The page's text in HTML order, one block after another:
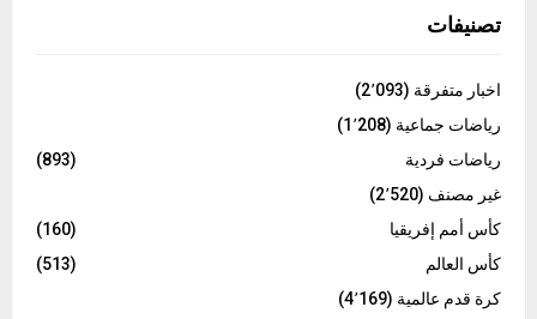
تصنيفات
اخبار متفرقة (2٬093)
رياضات جماعية (1٬208)
رياضات فردية
(893)
غير مصنف (2٬520)
كأس أمم إفريقيا
(160)
كأس العالم
(513)
كرة قدم عالمية (4٬169)